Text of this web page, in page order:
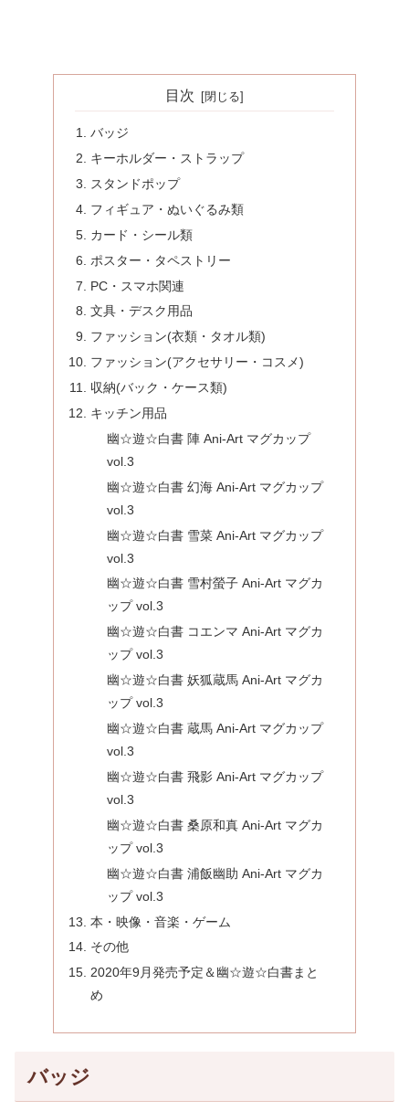
目次
バッジ
キーホルダー・ストラップ
スタンドポップ
フィギュア・ぬいぐるみ類
カード・シール類
ポスター・タペストリー
PC・スマホ関連
文具・デスク用品
ファッション(衣類・タオル類)
ファッション(アクセサリー・コスメ)
収納(バック・ケース類)
キッチン用品
幽☆遊☆白書 陣 Ani-Art マグカップ
vol.3
幽☆遊☆白書 幻海 Ani-Art マグカップ
vol.3
幽☆遊☆白書 雪菜 Ani-Art マグカップ
vol.3
幽☆遊☆白書 雪村螢子 Ani-Art マグカ
ップ vol.3
幽☆遊☆白書 コエンマ Ani-Art マグカ
ップ vol.3
幽☆遊☆白書 妖狐蔵馬 Ani-Art マグカ
ップ vol.3
幽☆遊☆白書 蔵馬 Ani-Art マグカップ
vol.3
幽☆遊☆白書 飛影 Ani-Art マグカップ
vol.3
幽☆遊☆白書 桑原和真 Ani-Art マグカ
ップ vol.3
幽☆遊☆白書 浦飯幽助 Ani-Art マグカ
ップ vol.3
本・映像・音楽・ゲーム
その他
2020年9月発売予定＆幽☆遊☆白書まと
め
バッジ